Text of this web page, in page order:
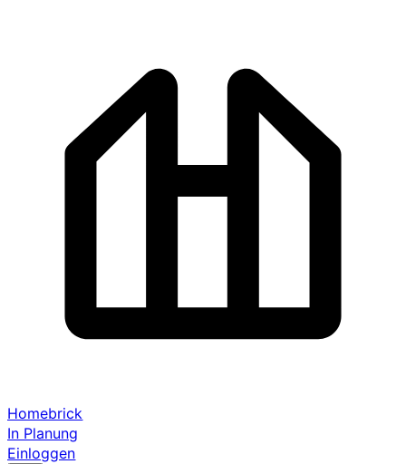
Homebrick
In Planung
Einloggen